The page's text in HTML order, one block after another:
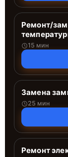
Ремонт/
15 мин
Замена
25 мин
Ремонт